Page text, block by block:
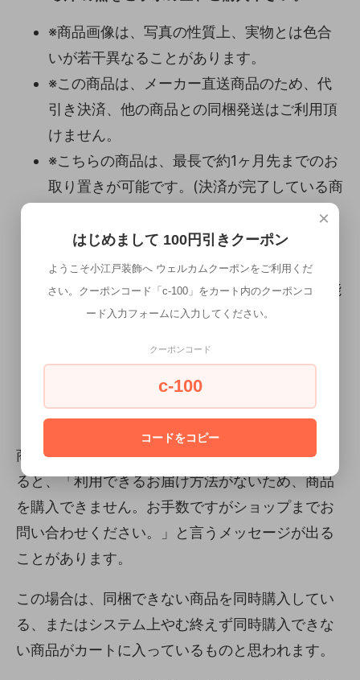
※商品画像は、写真の性質上、実物とは色合
いが若干異なることがあります。
※この商品は、メーカー直送商品のため、代
引き決済、他の商品との同梱発送はご利用頂
けません。
※こちらの商品は、最長で約1ヶ月先までのお
取り置きが可能です。(決済が完了している商
品に限ります。) 是非お申し付け下さい。そ
の場合、取り置き中のキャンセル、商品の変
更等はお受けできません。ご了承下さい。
※購入時システム上180日後までの設定が可能
ですが、こちらの使用品は対象外となります
カートが前に進まない場合は、以下にご注意
ください。
商品をカートにいれ、購入手続きを進めようとす
ると、「利用できるお届け方法がないため、商品
を購入できません。お手数ですがショップまでお
問い合わせください。」と言うメッセージが出る
ことがあります。
この場合は、同梱できない商品を同時購入してい
る、またはシステム上やむ終えず同時購入できな
い商品がカートに入っているものと思われます。
×
はじめまして 100円引きクーポン
ようこそ小江戸装飾へ ウェルカムクーポンをご利用くだ
さい。クーポンコード「c-100」をカート内のクーポンコ
ード入力フォームに入力してください。
クーポンコード
c-100
コードをコピー